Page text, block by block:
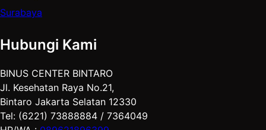
Surabaya
Hubungi Kami
BINUS CENTER BINTARO
Jl. Kesehatan Raya No.21,
Bintaro Jakarta Selatan 12330
Tel: (6221) 73888884 / 7364049